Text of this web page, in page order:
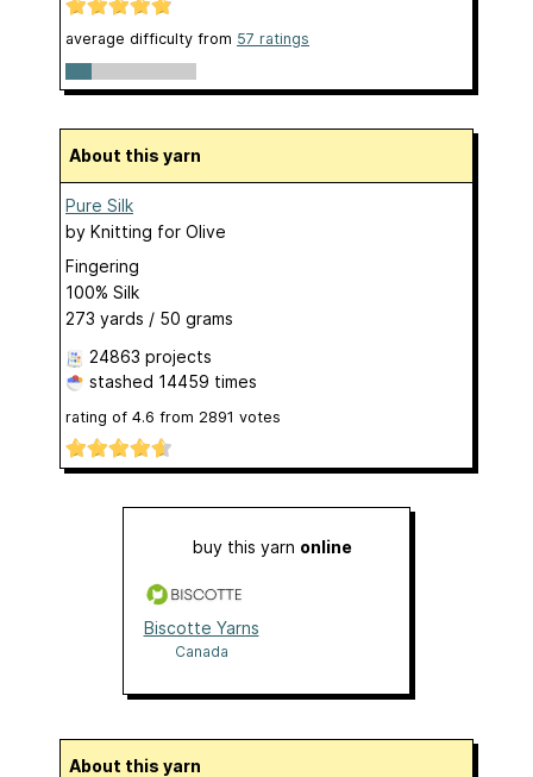
average difficulty from 57 ratings
About this yarn
Pure Silk
by Knitting for Olive
Fingering
100% Silk
273 yards / 50 grams
24863 projects
stashed 14459 times
rating of 4.6 from 2891 votes
buy this yarn online
Biscotte Yarns
Canada
About this yarn